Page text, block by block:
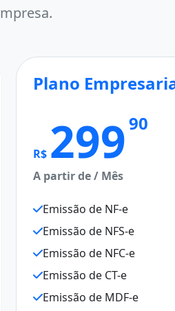
Plano
R$ 29990
A partir de / Mês
Emissão de NF-e
Emissão de NFS-e
Emissão de NFC-e
Emissão de CT-e
Emissão de MDF-e